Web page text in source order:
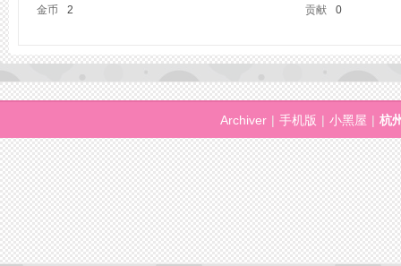
金币
2 贡献 0
Archiver | 手机版 | 小黑屋 | 杭